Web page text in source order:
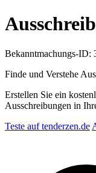
Bekanntmachungs-ID:
Finde und Verstehe
Erstellen Sie ein
Ausschreibungen in
Teste auf tenderzen.de